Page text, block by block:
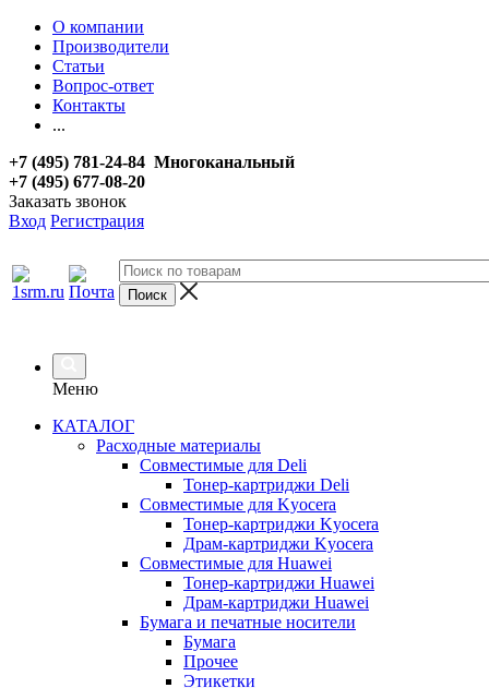
О компании
Производители
Статьи
Вопрос-ответ
Контакты
...
+7 (495) 781-24-84 Многоканальный
+7 (495) 677-08-20
Заказать звонок
Вход Регистрация
Меню
КАТАЛОГ
Расходные материалы
Совместимые для Deli
Тонер-картриджи Deli
Совместимые для Kyocera
Тонер-картриджи Kyocera
Драм-картриджи Kyocera
Совместимые для Huawei
Тонер-картриджи Huawei
Драм-картриджи Huawei
Бумага и печатные носители
Бумага
Прочее
Этикетки